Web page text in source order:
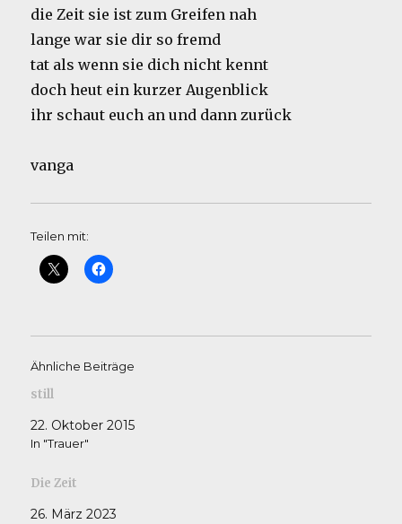
die Zeit sie ist zum Greifen nah
lange war sie dir so fremd
tat als wenn sie dich nicht kennt
doch heut ein kurzer Augenblick
ihr schaut euch an und dann zurück
vanga
Teilen mit:
Ähnliche Beiträge
still
22. Oktober 2015
In "Trauer"
Die Zeit
26. März 2023